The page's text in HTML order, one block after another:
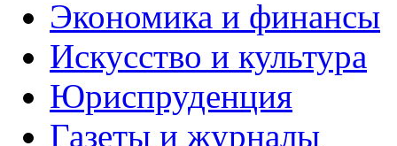
Экономика и финансы
Искусство и культура
Юриспруденция
Газеты и журналы